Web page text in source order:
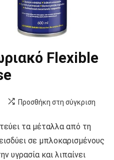
Flexible
Προσθήκη στη σύγκριση
τα μέταλλα από τη
σε μπλοκαρισμένους
υγρασία και λιπαίνει